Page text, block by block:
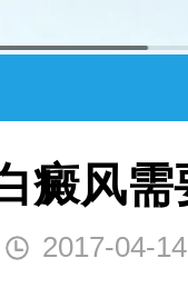
癜风
2017-04-